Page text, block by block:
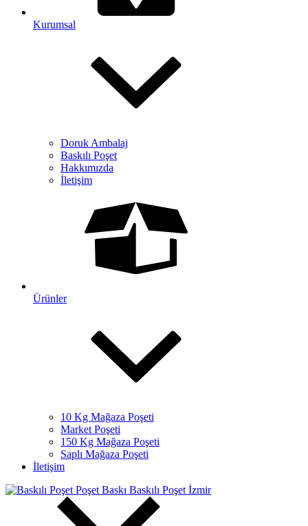
Kurumsal
Doruk Ambalaj
Baskılı Poşet
Hakkımızda
İletişim
Ürünler
10 Kg Mağaza Poşeti
Market Poşeti
150 Kg Mağaza Poşeti
Saplı Mağaza Poşeti
İletişim